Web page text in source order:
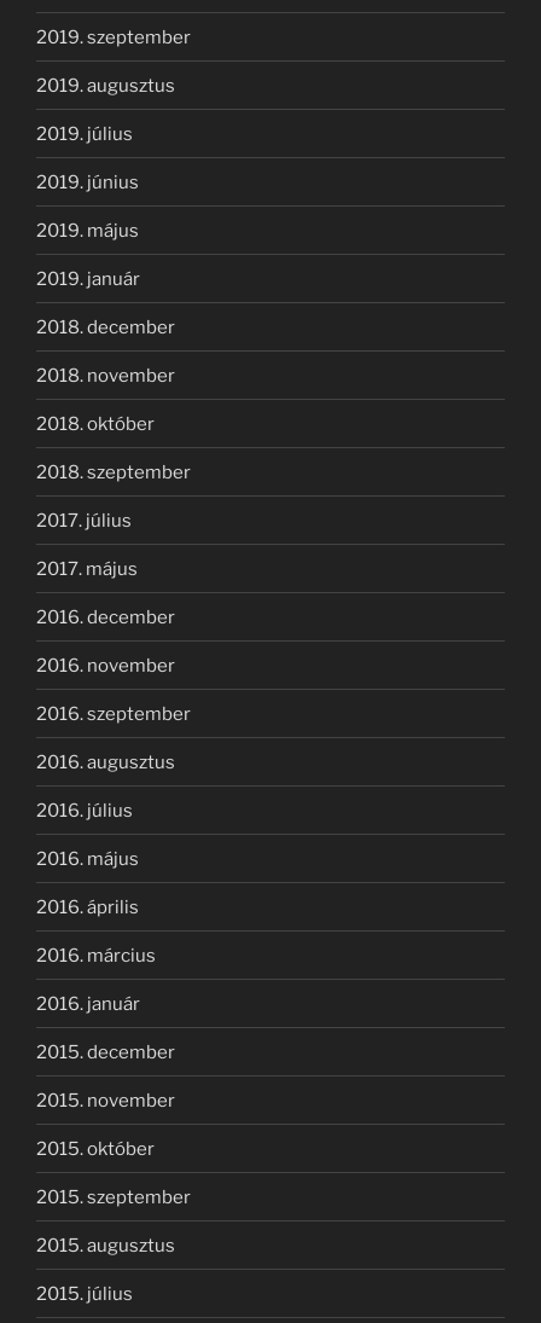
2019. szeptember
2019. augusztus
2019. július
2019. június
2019. május
2019. január
2018. december
2018. november
2018. október
2018. szeptember
2017. július
2017. május
2016. december
2016. november
2016. szeptember
2016. augusztus
2016. július
2016. május
2016. április
2016. március
2016. január
2015. december
2015. november
2015. október
2015. szeptember
2015. augusztus
2015. július